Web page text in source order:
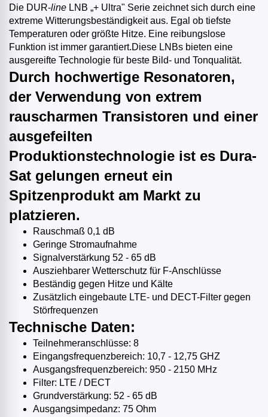
Die DUR-line LNB „+ Ultra" Serie zeichnet sich durch eine
extreme Witterungsbeständigkeit aus. Egal ob tiefste
Temperaturen oder größte Hitze. Eine reibungslose
Funktion ist immer garantiert.Diese LNBs bieten eine
ausgereifte Technologie für beste Bild- und Tonqualität.
Durch hochwertige Resonatoren,
der Verwendung von extrem
rauscharmen Transistoren und einer
ausgefeilten
Produktionstechnologie ist es Dura-
Sat gelungen erneut ein
Spitzenprodukt am Markt zu
platzieren.
Rauschmaß 0,1 dB
Geringe Stromaufnahme
Signalverstärkung 52 - 65 dB
Ausziehbarer Wetterschutz für F-Anschlüsse
Beständig gegen Hitze und Kälte
Zusätzlich eingebaute LTE- und DECT-Filter gegen
Störfrequenzen
Technische Daten:
Teilnehmeranschlüsse: 8
Eingangsfrequenzbereich: 10,7 - 12,75 GHZ
Ausgangsfrequenzbereich: 950 - 2150 MHz
Filter: LTE / DECT
Grundverstärkung: 52 - 65 dB
Ausgangsimpedanz: 75 Ohm